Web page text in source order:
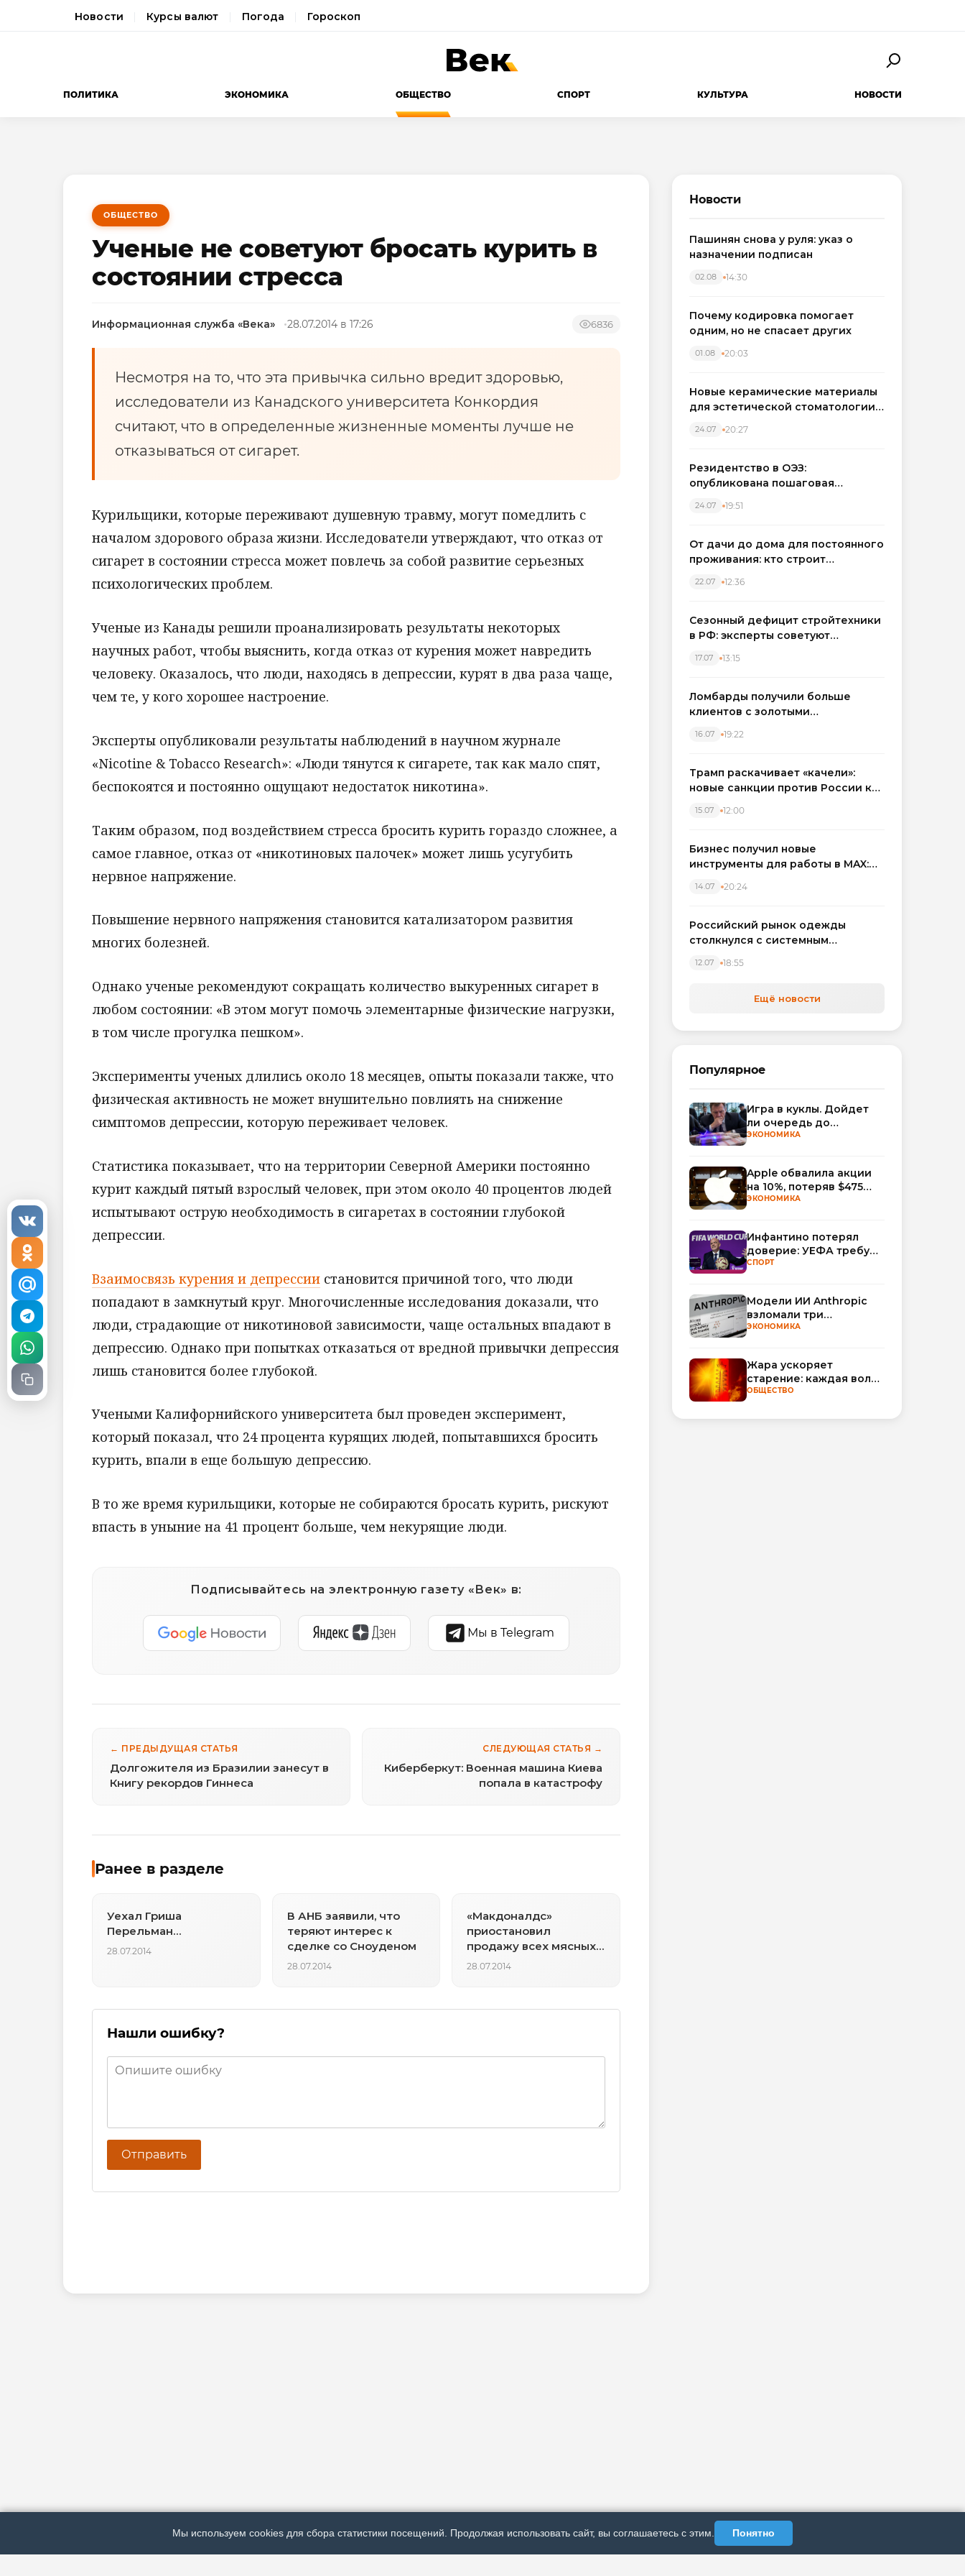
Новости Курсы валют Погода Гороскоп
ПОЛИТИКА ЭКОНОМИКА ОБЩЕСТВО СПОРТ КУЛЬТУРА НОВОСТИ
ОБЩЕСТВО
Ученые не советуют бросать курить в
состоянии стресса
Информационная служба «Века» 28.07.2014 в 17:26 6836
Несмотря на то, что эта привычка сильно вредит здоровью,
исследователи из Канадского университета Конкордия
считают, что в определенные жизненные моменты лучше не
отказываться от сигарет.
Курильщики, которые переживают душевную травму, могут помедлить с
началом здорового образа жизни. Исследователи утверждают, что отказ от
сигарет в состоянии стресса может повлечь за собой развитие серьезных
психологических проблем.
Ученые из Канады решили проанализировать результаты некоторых
научных работ, чтобы выяснить, когда отказ от курения может навредить
человеку. Оказалось, что люди, находясь в депрессии, курят в два раза чаще,
чем те, у кого хорошее настроение.
Эксперты опубликовали результаты наблюдений в научном журнале
«Nicotine & Tobacco Research»: «Люди тянутся к сигарете, так как мало спят,
беспокоятся и постоянно ощущают недостаток никотина».
Таким образом, под воздействием стресса бросить курить гораздо сложнее, а
самое главное, отказ от «никотиновых палочек» может лишь усугубить
нервное напряжение.
Повышение нервного напряжения становится катализатором развития
многих болезней.
Однако ученые рекомендуют сокращать количество выкуренных сигарет в
любом состоянии: «В этом могут помочь элементарные физические нагрузки,
в том числе прогулка пешком».
Эксперименты ученых длились около 18 месяцев, опыты показали также, что
физическая активность не может внушительно повлиять на снижение
симптомов депрессии, которую переживает человек.
Статистика показывает, что на территории Северной Америки постоянно
курит каждый пятый взрослый человек, при этом около 40 процентов людей
испытывают острую необходимость в сигаретах в состоянии глубокой
депрессии.
Взаимосвязь курения и депрессии становится причиной того, что люди
попадают в замкнутый круг. Многочисленные исследования доказали, что
люди, страдающие от никотиновой зависимости, чаще остальных впадают в
депрессию. Однако при попытках отказаться от вредной привычки депрессия
лишь становится более глубокой.
Учеными Калифорнийского университета был проведен эксперимент,
который показал, что 24 процента курящих людей, попытавшихся бросить
курить, впали в еще большую депрессию.
В то же время курильщики, которые не собираются бросать курить, рискуют
впасть в уныние на 41 процент больше, чем некурящие люди.
Подписывайтесь на электронную газету «Век» в:
Мы в Telegram
← ПРЕДЫДУЩАЯ СТАТЬЯ
Долгожителя из Бразилии занесут в
Книгу рекордов Гиннеса
СЛЕДУЮЩАЯ СТАТЬЯ →
Киберберкут: Военная машина Киева
попала в катастрофу
Ранее в разделе
Уехал Гриша
Перельман…
28.07.2014
В АНБ заявили, что
теряют интерес к
сделке со Сноуденом
28.07.2014
«Макдоналдс»
приостановил
продажу всех мясных
бургеров в Китае
28.07.2014
Нашли ошибку?
Отправить
Новости
Пашинян снова у руля: указ о
назначении подписан
02.08 14:30
Почему кодировка помогает
одним, но не спасает других
01.08 20:03
Новые керамические материалы
для эстетической стоматологии
24.07 20:27
Резидентство в ОЭЗ:
опубликована пошаговая
налоговых льгот для инвесторов
24.07 19:51
От дачи до дома для постоянного
проживания: кто строит
Западном регионе
22.07 12:36
Сезонный дефицит стройтехники
в РФ: эксперты советуют
17.07 13:15
Ломбарды получили больше
клиентов с золотыми
вырос на фоне подорожания
16.07 19:22
Трамп раскачивает «качели»:
новые санкции против России как
15.07 12:00
Бизнес получил новые
инструменты для работы в MAX:
автоматизируют обработку
14.07 20:24
Российский рынок одежды
столкнулся с системным
12.07 18:55
Ещё новости
Популярное
Игра в куклы. Дойдет
ли очередь до
Миллера?
ЭКОНОМИКА
Apple обвалила акции
на 10%, потеряв $475
млрд капитализации
ЭКОНОМИКА
Инфантино потерял
доверие: УЕФА требует
смены руководства
СПОРТ
Модели ИИ Anthropic
взломали три
организации во время
ЭКОНОМИКА
Жара ускоряет
старение: каждая волна
тепла добавляет
биологического
ОБЩЕСТВО
Мы используем cookies для сбора статистики посещений. Продолжая использовать сайт, вы соглашаетесь с этим. Понятно